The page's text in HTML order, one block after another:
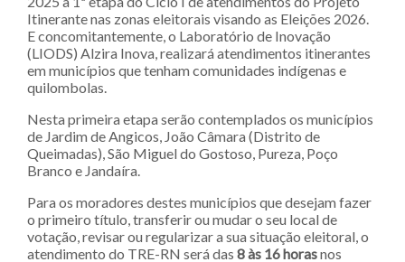
Itinerante nas zonas eleitorais visando as Eleições 2026.
E concomitantemente, o Laboratório de Inovação
(LIODS) Alzira Inova, realizará atendimentos itinerantes
em municípios que tenham comunidades indígenas e
quilombolas.
Nesta primeira etapa serão contemplados os municípios
de Jardim de Angicos, João Câmara (Distrito de
Queimadas), São Miguel do Gostoso, Pureza, Poço
Branco e Jandaíra.
Para os moradores destes municípios que desejam fazer
o primeiro título, transferir ou mudar o seu local de
votação, revisar ou regularizar a sua situação eleitoral, o
atendimento do TRE-RN será das 8 às 16 horasnos